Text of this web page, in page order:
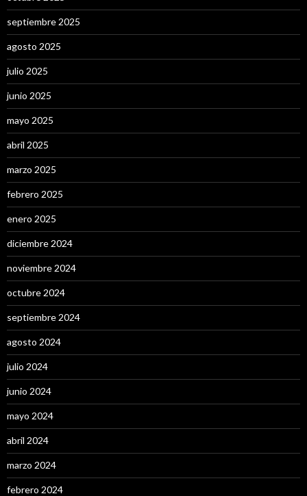
septiembre 2025
agosto 2025
julio 2025
junio 2025
mayo 2025
abril 2025
marzo 2025
febrero 2025
enero 2025
diciembre 2024
noviembre 2024
octubre 2024
septiembre 2024
agosto 2024
julio 2024
junio 2024
mayo 2024
abril 2024
marzo 2024
febrero 2024